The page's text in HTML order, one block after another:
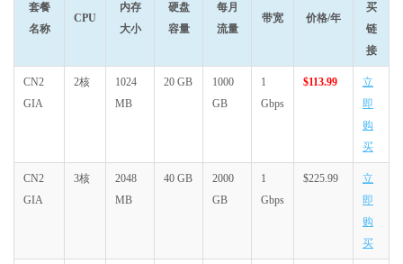
套餐
名称
CPU
内存
大小
硬盘
容量
每月
流量
带宽 价格/年
买
链
接
CN2
GIA
2核
1024
MB
20 GB
1000
GB
1
Gbps
$113.99
立
即
购
买
CN2
GIA
3核
2048
MB
40 GB
2000
GB
1
Gbps
$225.99
立
即
购
买